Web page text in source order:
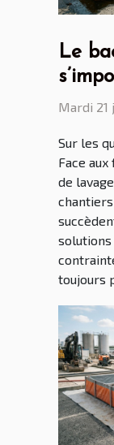
Le
Mardi 21
Sur les
Face
de
solutions
toujours